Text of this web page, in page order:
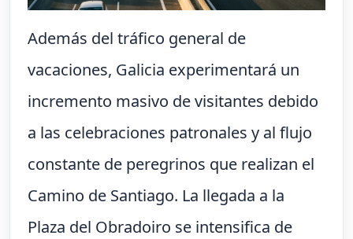
Además del tráfico general de
vacaciones, Galicia experimentará un
incremento masivo de visitantes debido
a las celebraciones patronales y al flujo
constante de peregrinos que realizan el
Camino de Santiago. La llegada a la
Plaza del Obradoiro se intensifica de